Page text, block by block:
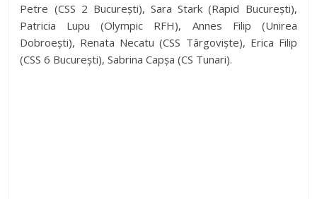
Petre (CSS 2 București), Sara Stark (Rapid București),
Patricia Lupu (Olympic RFH), Annes Filip (Unirea
Dobroești), Renata Necatu (CSS Târgoviște), Erica Filip
(CSS 6 București), Sabrina Capșa (CS Tunari).